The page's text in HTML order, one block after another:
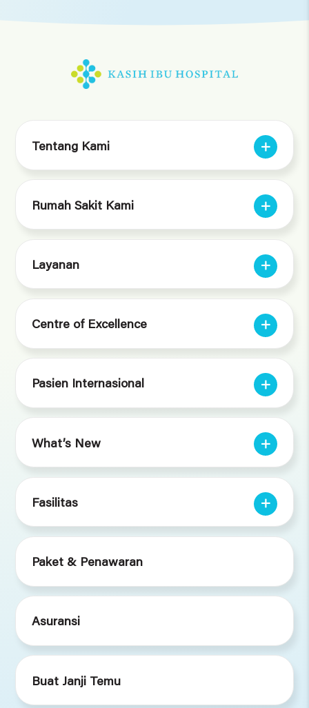
KIH Denpasar, KIH Kedonganan, KIH Tabanan, KIH
Tentang Kami
Rumah Sakit Kami
Layanan
Centre of Excellence
Pasien Internasional
What’s New
Fasilitas
Paket & Penawaran
Asuransi
Buat Janji Temu